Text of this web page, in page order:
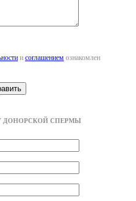
и соглашением ознакомлен
ДОНОРСКОЙ СПЕРМЫ